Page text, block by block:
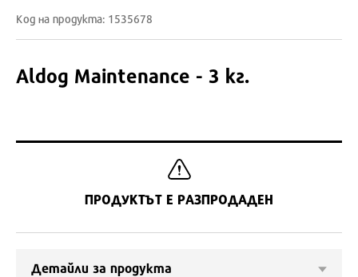
Код на продукта: 1535678
Aldog Maintenance - 3 кг.
ПРОДУКТЪТ Е РАЗПРОДАДЕН
Детайли за продукта